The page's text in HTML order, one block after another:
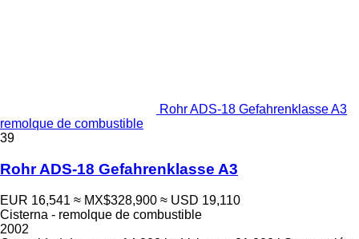
Rohr ADS-18 Gefahrenklasse A3
remolque de combustible
39
Rohr ADS-18 Gefahrenklasse A3
EUR 16,541 ≈ MX$328,900 ≈ USD 19,110
Cisterna - remolque de combustible
2002